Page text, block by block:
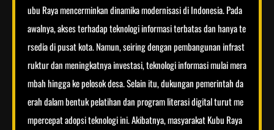
ubu Raya mencerminkan dinamika modernisasi di Indonesia. Pada
awalnya, akses terhadap teknologi informasi terbatas dan hanya te
rsedia di pusat kota. Namun, seiring dengan pembangunan infrast
ruktur dan meningkatnya investasi, teknologi informasi mulai mera
mbah hingga ke pelosok desa. Selain itu, dukungan pemerintah da
erah dalam bentuk pelatihan dan program literasi digital turut me
mpercepat adopsi teknologi ini. Akibatnya, masyarakat Kubu Raya